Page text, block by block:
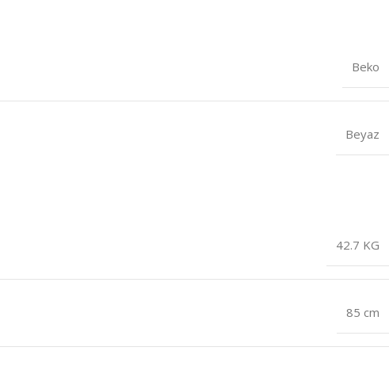
Beko
Beyaz
42.7 KG
85 cm